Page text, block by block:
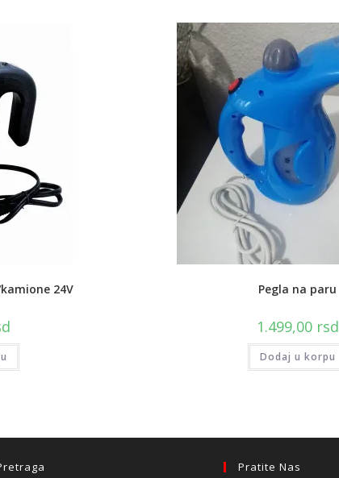
24V Pegla na paru
1.499,00 rsd
Dodaj u korpu
Pratite Nas